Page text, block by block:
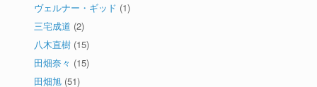
ヴェルナー・ギッド (1)
三宅成道 (2)
八木直樹 (15)
田畑奈々 (15)
田畑旭 (51)